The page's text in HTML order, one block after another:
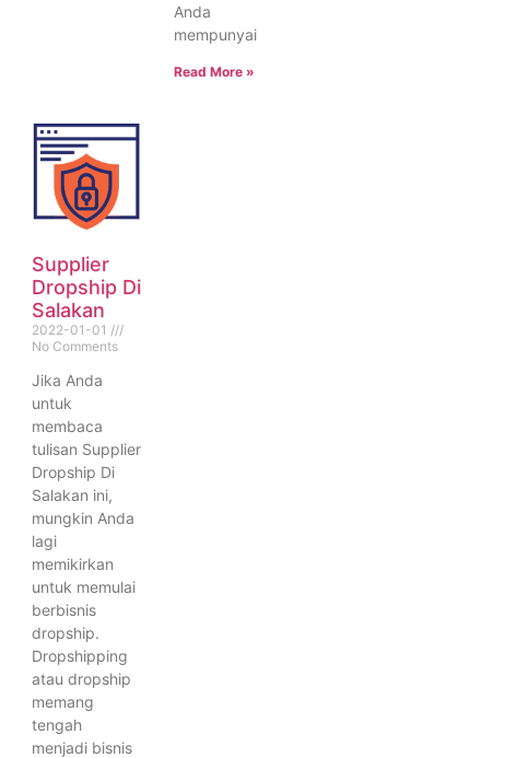
Anda
mempunyai
Read More »
Supplier
Dropship Di
Salakan
2022-01-01
No Comments
Jika Anda
untuk
membaca
tulisan Supplier
Dropship Di
Salakan ini,
mungkin Anda
lagi
memikirkan
untuk memulai
berbisnis
dropship.
Dropshipping
atau dropship
memang
tengah
menjadi bisnis